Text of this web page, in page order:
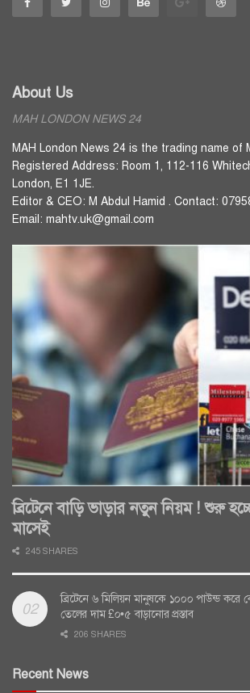
About Us
MAH LONDON NEWS 24
MAH London News 24 is the trading name of
Registered Address: Room 1, 112-116
London, E1 1JE.
Editor & CEO: M Abdul Hamid . Contact:
Email: mahtv.uk@gmail.com
ব্রিটেনে বাড়ি ভাড়ার নতুন নিয়ম ! শুরু
মাসেই
245 SHARES
ব্রিটেনে ৬ মিলিয়ন মানুষকে ১০০০ পাউন্ড করে
তেলের দাম £০•৫ বাড়ানোর প্রস্তাব
206 SHARES
Recent News